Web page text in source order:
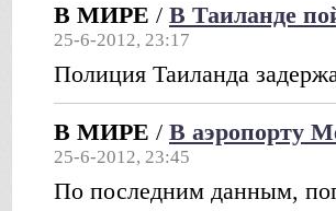
В МИРЕ / В Таиланде
25-6-2012, 23:17
Полиция Таиланда
В МИРЕ / В аэропорту
25-6-2012, 23:45
По последним данным,